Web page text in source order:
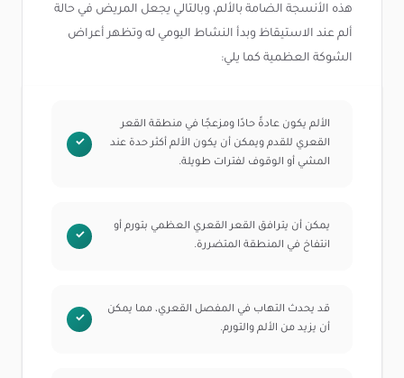
هذه الأنسجة الضامة بالألم، وبالتالي يجعل المريض في حالة
ألم عند الاستيقاظ وبدأ النشاط اليومي له وتظهر أعراض
الشوكة العظمية كما يلي:
الألم يكون عادةً حادًا ومزعجًا في منطقة القعر
القعري للقدم ويمكن أن يكون الألم أكثر حدة عند
المشي أو الوقوف لفترات طويلة.
يمكن أن يترافق القعر القعري العظمي بتورم أو
انتفاخ في المنطقة المتضررة.
قد يحدث التهاب في المفصل القعري، مما يمكن
أن يزيد من الألم والتورم.